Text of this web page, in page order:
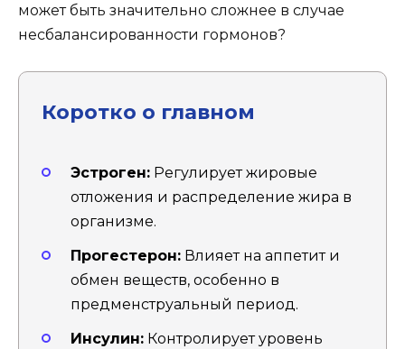
может быть значительно сложнее в случае
несбалансированности гормонов?
Коротко о главном
Эстроген: Регулирует жировые
отложения и распределение жира в
организме.
Прогестерон: Влияет на аппетит и
обмен веществ, особенно в
предменструальный период.
Инсулин: Контролирует уровень